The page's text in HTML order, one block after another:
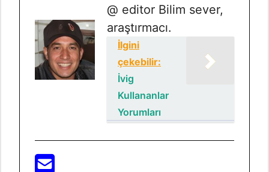
@ editor Bilim sever,
araştırmacı.
İlgini
çekebilir:
İvig
Kullananlar
Yorumları